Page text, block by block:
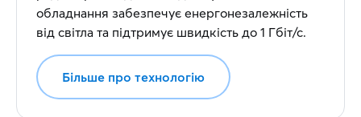
обладнання забезпечує енергонезалежність
від світла та підтримує швидкість до 1 Гбіт/с.
Більше про технологію